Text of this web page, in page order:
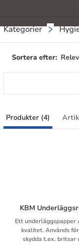
Kategorier
Sortera efter:
Produkter (4)
KBM
Ett underläggspapper
kvalitet. Används
skydda t.ex. britsar